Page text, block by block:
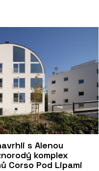
s Alenou
komplex
Corso Pod Lipami